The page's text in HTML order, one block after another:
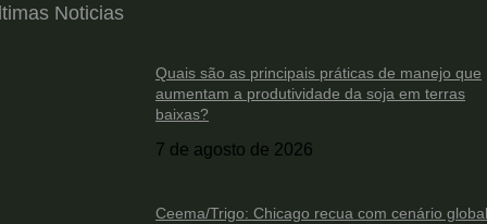
Noticias
Quais são as principais práticas de manejo que
aumentam a produtividade da soja em terras
baixas?
7 de agosto de 2026
Ceema/Trigo: Chicago recua com cenário